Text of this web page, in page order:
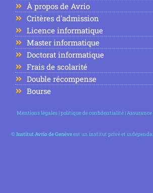
À propos de Avrio
Critères d'admission
Licence informatique
Master informatique
Doctorat informatique
Frais de scolarité
Double récompense
Bourse
Mentions légales|politique de confidentialité|
©Institut Avrio de Genèveest un institut privé et